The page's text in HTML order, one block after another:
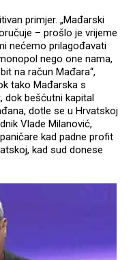
primjer. „Mađarski
– prošlo je vrijeme
nećemo prilagođavati
nego one nama,
na račun Mađara“,
tako Mađarska s
dok bešćutni kapital
dotle se u Hrvatskoj
Vlade Milanović,
kad padne profit
kad sud donese